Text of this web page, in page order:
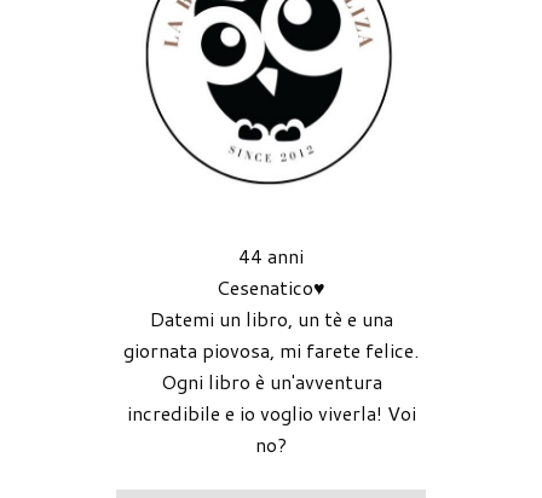
44 anni
Cesenatico♥
Datemi un libro, un tè e una
giornata piovosa, mi farete felice.
Ogni libro è un'avventura
incredibile e io voglio viverla! Voi
no?